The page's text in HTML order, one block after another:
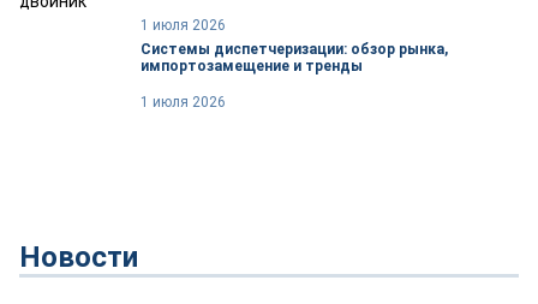
1 июля 2026
Системы диспетчеризации: обзор рынка,
импортозамещение и тренды
1 июля 2026
Новости